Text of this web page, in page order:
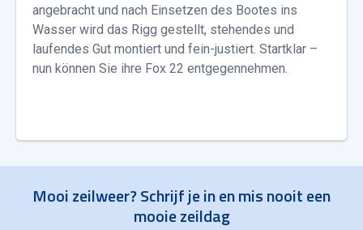
angebracht und nach Einsetzen des Bootes ins
Wasser wird das Rigg gestellt, stehendes und
laufendes Gut montiert und fein-justiert. Startklar –
nun können Sie ihre Fox 22 entgegennehmen.
Mooi zeilweer? Schrijf je in en mis nooit een
mooie zeildag